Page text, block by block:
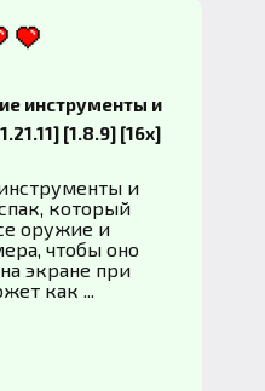
инструменты и
[1.8.9] [16x]
и
который
оружие и
чтобы оно
экране при
как ...